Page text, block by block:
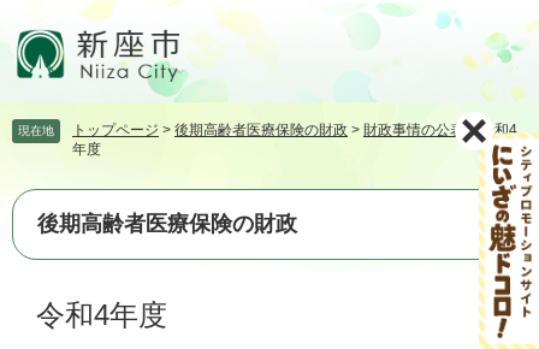
頭
す。
飛
て
本
現在地 トップページ > 後期高齢者医療保険の財政 > 財政事情の公表>令和4
年度
後期高齢者医療保険の財政
令和4年度